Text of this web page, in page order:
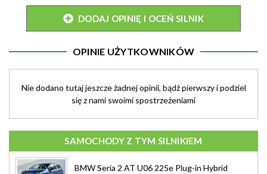
DODAJ OPINIĘ I OCEŃ SILNIK
OPINIE UŻYTKOWNIKÓW
Nie dodano tutaj jeszcze żadnej opinii, bądż pierwszy i podziel
się z nami swoimi spostrzeżeniami
SAMOCHODY Z TYM SILNIKIEM
BMW Seria 2 AT U06 225e Plug-in Hybrid